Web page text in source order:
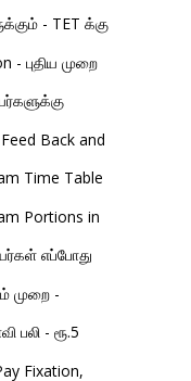
- TET க்கு
- புதிய முறை
Back and
Time Table
Portions in
எப்போது
முறை -
பலி - ரூ.5
Fixation,